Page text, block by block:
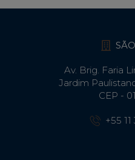
Av. Brig. Faria
Jardim
CEP -
+55